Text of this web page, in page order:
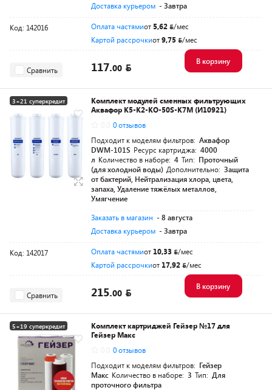
Доставка курьером - Завтра
Код: 142016 Оплата частямиот 5,62
/мес
Картой рассрочкиот9,75 /мес
Сравнить 117.00
В корзину
3+21 суперкредит
Комплект модулей сменных фильтрующих
Аквафор К5-K2-KO-50S-К7М (И10921)
0 отзывов
Подходит к моделям фильтров: Аквафор
DWM-101S Ресурс картриджа: 4000
л Количество в наборе: 4 Тип: Проточный
(для холодной воды) Дополнительно: Защита
от бактерий, Нейтрализация хлора, цвета,
запаха, Удаление тяжёлых металлов,
Умягчение
Заказать в магазин - 8 августа
Доставка курьером - Завтра
Код: 142017 Оплата частямиот 10,33
/мес
Картой рассрочкиот 17,92 /мес
Сравнить 215.00
В корзину
5+19 суперкредит
Комплект картриджей Гейзер №17 для
Гейзер Макс
0 отзывов
Подходит к моделям фильтров: Гейзер
Макс Количество в наборе: 3 Тип: Для
проточного фильтра